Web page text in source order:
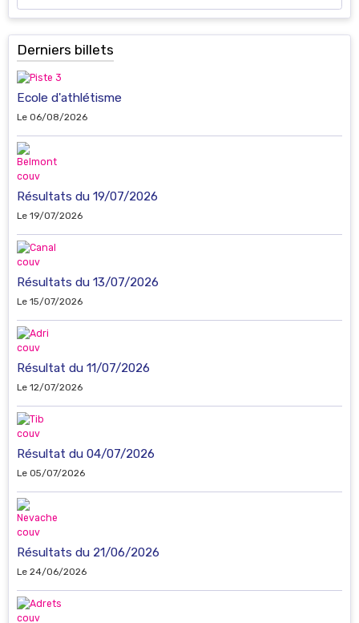
Derniers billets
Ecole d'athlétisme
Le 06/08/2026
Résultats du 19/07/2026
Le 19/07/2026
Résultats du 13/07/2026
Le 15/07/2026
Résultat du 11/07/2026
Le 12/07/2026
Résultat du 04/07/2026
Le 05/07/2026
Résultats du 21/06/2026
Le 24/06/2026